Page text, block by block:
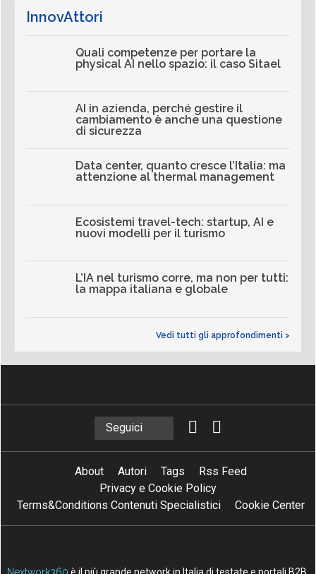
Quali competenze per portare la
AI in azienda, perché gestire il
Data center, quanto cresce l’Italia: ma
Ecosistemi travel-tech: startup, AI e
L’IA nel turismo corre, ma non per tutti:
About Autori Tags
Rss Feed
Privacy e Cookie Policy
Terms&Conditions Contenuti Specialistici
Cookie Center
Imprenditoriale. Ha la missione di diffondere la cultura digitale e